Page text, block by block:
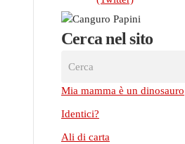
Cerca nel sito
Mia mamma è un dinosauro
Identici?
Ali di carta